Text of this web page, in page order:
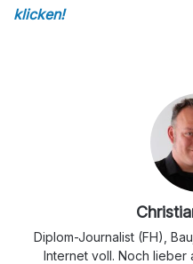
klicken!
Diplom-Journalist (FH),
Internet voll. Noch lieber